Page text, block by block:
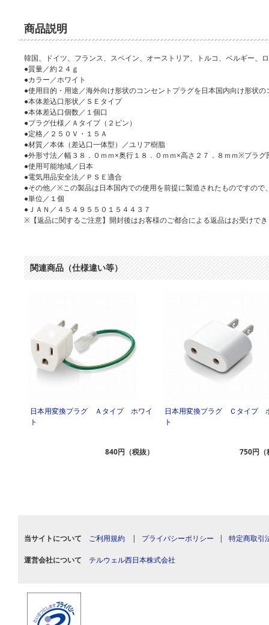
商品説明
韓国、ドイツ、フランス、スペイン、オーストリア、トルコ、ベルギー
●質量／約２４ｇ
●カラー／ホワイト
●使用目的・用途／海外向け形状のコンセントプラグを日本国内向け形状
●本体差込口形状／ＳＥタイプ
●本体差込口個数／１個口
●プラグ仕様／Ａタイプ（２ピン）
●定格／２５０Ｖ・１５Ａ
●材質／本体（差込口一体型）／ユリア樹脂
●外形寸法／幅３８．０ｍｍ×奥行１８．０ｍｍ×高さ２７．８ｍｍ※プラグ
●使用可能地域／日本
●電気用品安全法／ＰＳＥ適合
●その他／※この製品は日本国内での使用を前提に製造されたものですので
●単位／１個
●ＪＡＮ／４５４９５５０１５４４３７
※【返品に関するご注意】開封後はお客様のご都合による返品はお受けで
関連商品（仕様違い等）
日本用変換プラグ Ａタイプ ホワイ
ト
840円（税抜）
日本用変換プラグ Ｃタイプ
ト
750円（
当サイトについて ご利用規約 | プライバシーポリシー | 特定商取引
運営会社について テルウェル西日本株式会社